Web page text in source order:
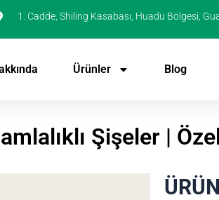
1. Cadde, Shiling Kasabası, Huadu Bölgesi,
Ürünler Blog
Şişeler |